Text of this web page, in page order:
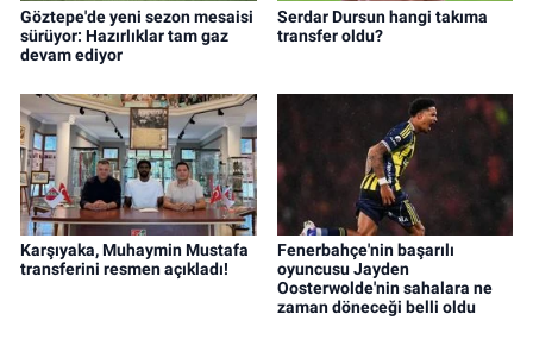
Göztepe'de yeni sezon mesaisi
sürüyor: Hazırlıklar tam gaz
devam ediyor
Serdar Dursun hangi takıma
transfer oldu?
Karşıyaka, Muhaymin Mustafa
transferini resmen açıkladı!
Fenerbahçe'nin başarılı
oyuncusu Jayden
Oosterwolde'nin sahalara ne
zaman döneceği belli oldu